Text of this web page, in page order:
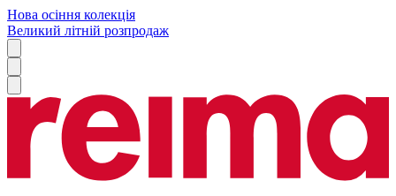
Нова осіння колекція
Великий літній розпродаж